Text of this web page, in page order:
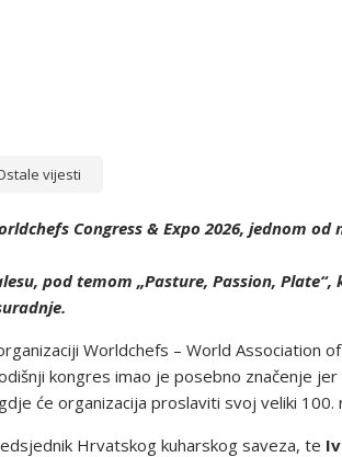
vijesti
Congress & Expo 2026, jednom
pod temom „Pasture, Passion,
Worldchefs – World Association
kongres imao je posebno značenje
će organizacija proslaviti svoj veliki
Hrvatskog kuharskog saveza, te